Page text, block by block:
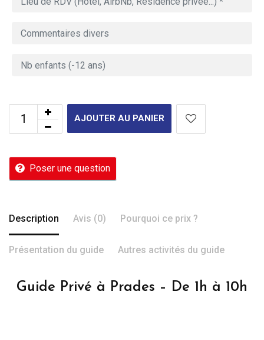
AJOUTER AU PANIER
Poser une question
Description Avis (0) Pourquoi ce prix ?
Présentation du guide Autres activités du guide
Guide Privé à Prades – De 1h à 10h